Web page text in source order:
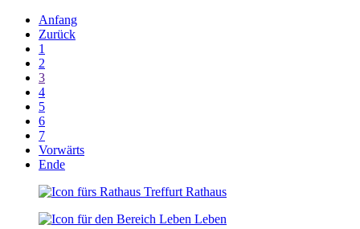
Anfang
Zurück
1
2
3
4
5
6
7
Vorwärts
Ende
Rathaus
Leben